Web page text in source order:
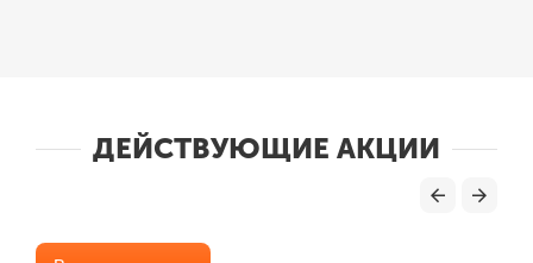
ДЕЙСТВУЮЩИЕ АКЦИИ